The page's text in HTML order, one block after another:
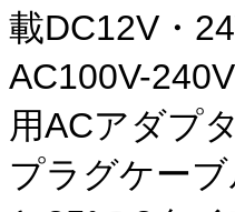
載DC12V・
AC100V-
用ACアダプ
プラグケー